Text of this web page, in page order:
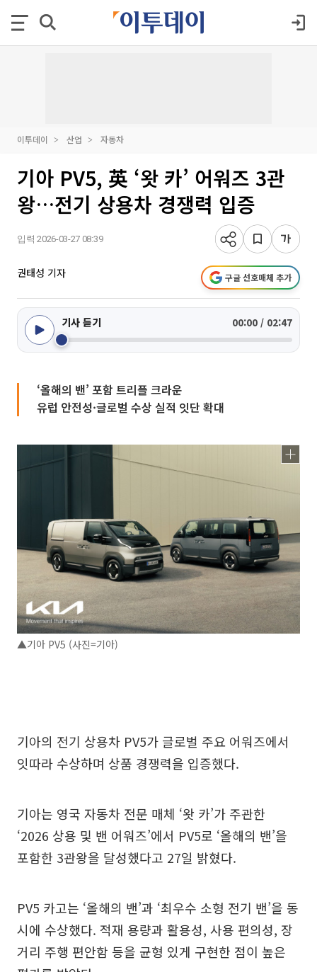
이투데이 산업 자동차
기아 PV5, 英 ‘왓 카’ 어워즈 3관
왕…전기 상용차 경쟁력 입증
입력 2026-03-27 08:39
권태성 기자 구글 선호매체 추가
기사 듣기 00:00 / 02:47
‘올해의 밴’ 포함 트리플 크라운
유럽 안전성·글로벌 수상 실적 잇단 확대
▲기아 PV5 (사진=기아)
기아의 전기 상용차 PV5가 글로벌 주요 어워즈에서
잇따라 수상하며 상품 경쟁력을 입증했다.
기아는 영국 자동차 전문 매체 ‘왓 카’가 주관한
‘2026 상용 및 밴 어워즈’에서 PV5로 ‘올해의 밴’을
포함한 3관왕을 달성했다고 27일 밝혔다.
PV5 카고는 ‘올해의 밴’과 ‘최우수 소형 전기 밴’을 동
시에 수상했다. 적재 용량과 활용성, 사용 편의성, 장
거리 주행 편안함 등을 균형 있게 구현한 점이 높은